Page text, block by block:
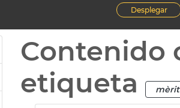
Desplegar
Contenido
etiqueta